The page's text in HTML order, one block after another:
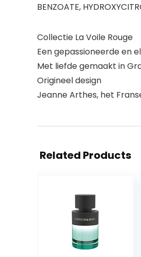
BENZOATE,
Collectie La Voile Rouge
Een gepassioneerde en
Met liefde gemaakt in
Origineel design
Jeanne Arthes, het
Related Products